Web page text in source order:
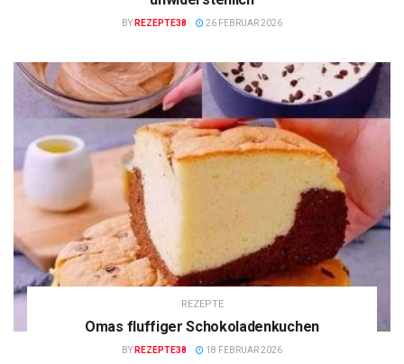
BY REZEPTE38 26 FEBRUAR 2026
REZEPTE
Omas fluffiger Schokoladenkuchen
BY REZEPTE38 18 FEBRUAR 2026